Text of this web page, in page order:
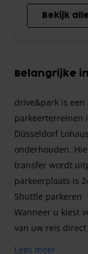
Bekijk
Belangrijke
drive&park is
parkeerterreinen
Düsseldorf
onderhouden.
transfer wordt
parkeerplaats is
Shuttle parkeren
Wanneer u kiest
van uw reis
Lees meer